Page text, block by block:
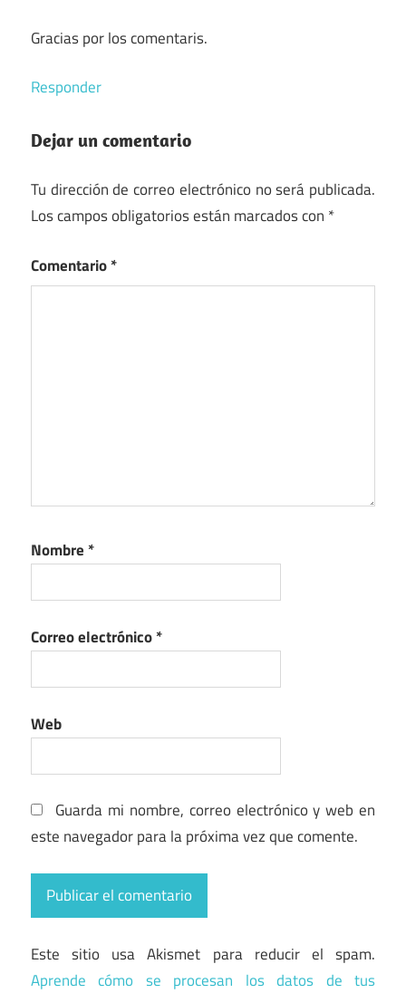
Gracias por los comentaris.
Responder
Dejar un comentario
Tu dirección de correo electrónico no será publicada.
Los campos obligatorios están marcados con *
Comentario*
Nombre *
Correo electrónico*
Web
Guarda mi nombre, correo electrónico y web en
este navegador para la próxima vez que comente.
Este sitio usa Akismet para reducir el spam.
Aprende cómo se procesan los datos de tus